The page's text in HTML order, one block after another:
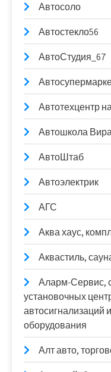
Автосоло
Автостекло56
АвтоСтудия_67
Автотехцентр
Автошкола
АвтоШтаб
Автоэлектрик
АГС
Аква хаус,
Аквастиль,
Аларм-Сервис,
установочных
автосигнализаций
оборудования
Алт авто,